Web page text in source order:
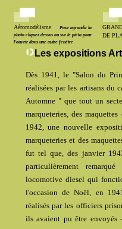
Aéromodélisme
Pour agrandir la
photo cliquez dessus ou sur le picto pour
l'ouvrir dans une autre fenêtre
DE
Les expositions
Dès 1941, le "Salon du
réalisées par les artisans du
Automne " que tout un
marqueteries, des
1942, une nouvelle
marqueteries et des
fut tel que, des janvier
particulièrement
locomotive diesel qui
l'occasion de Noël, en
réalisés par les officiers
ils avaient pu être